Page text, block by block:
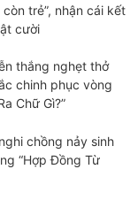
trẻ”, nhận cái kết
cười
thắng nghẹt thở
chinh phục vòng
Chữ Gì?”
chồng nảy sinh
“Hợp Đồng Từ